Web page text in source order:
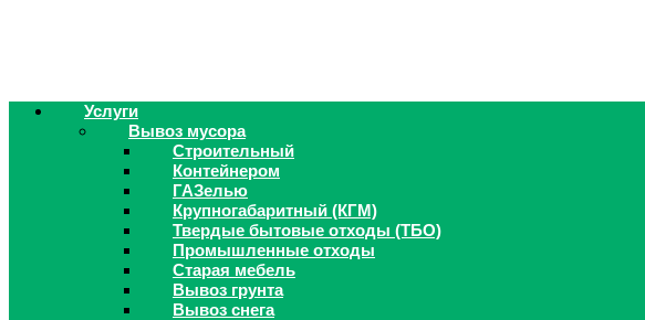
Услуги
Вывоз мусора
Строительный
Контейнером
ГАЗелью
Крупногабаритный (КГМ)
Твердые бытовые отходы (ТБО)
Промышленные отходы
Старая мебель
Вывоз грунта
Вывоз снега